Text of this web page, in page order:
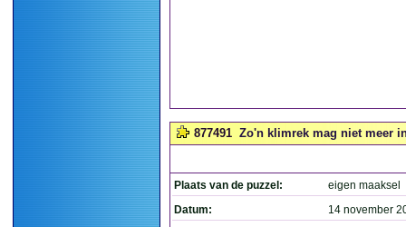
877491 Zo'n klimrek mag niet meer
Plaats van de puzzel:
eigen maaksel
Datum:
14 november